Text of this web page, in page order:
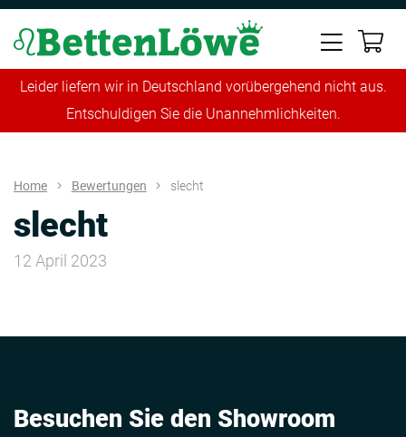
Leider liefern wir in Deutschland vorübergehend nicht aus.
Entschuldigen Sie die Unannehmlichkeiten.
Home Bewertungen slecht
slecht
12 April 2023
Besuchen Sie den Showroom